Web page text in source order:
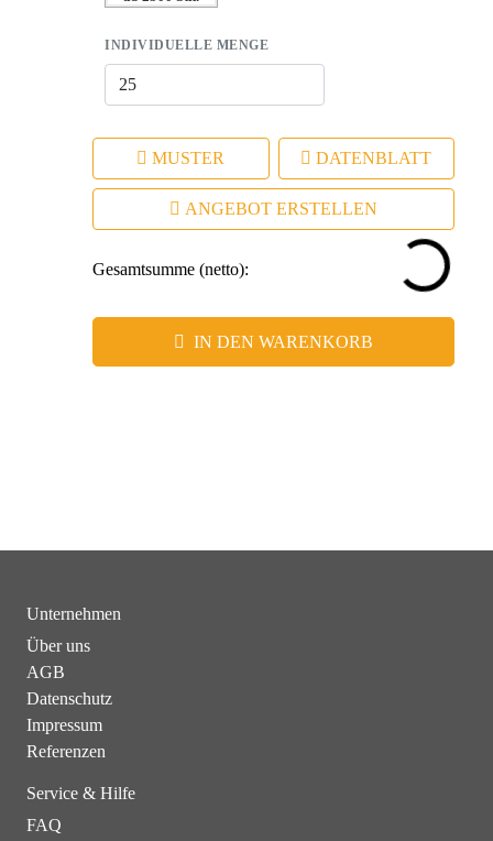
INDIVIDUELLE MENGE
MUSTER DATENBLATT
ANGEBOT ERSTELLEN
Gesamtsumme (netto):
IN DEN WARENKORB
Unternehmen
Über uns
AGB
Datenschutz
Impressum
Referenzen
Service & Hilfe
FAQ